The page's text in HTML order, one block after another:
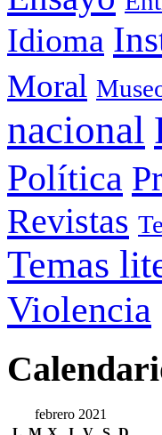
Idioma
Moral
nacional
Política
Revistas
Temas
Violencia
febrero 2021